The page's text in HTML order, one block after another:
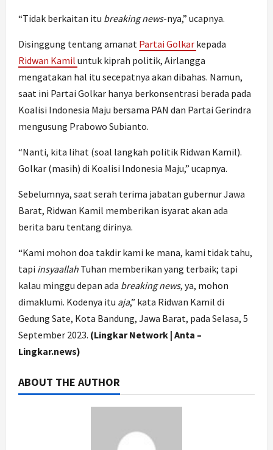
“Tidak berkaitan itu breaking news-nya,” ucapnya.
Disinggung tentang amanat Partai Golkar kepada
Ridwan Kamil untuk kiprah politik, Airlangga
mengatakan hal itu secepatnya akan dibahas. Namun,
saat ini Partai Golkar hanya berkonsentrasi berada pada
Koalisi Indonesia Maju bersama PAN dan Partai Gerindra
mengusung Prabowo Subianto.
“Nanti, kita lihat (soal langkah politik Ridwan Kamil).
Golkar (masih) di Koalisi Indonesia Maju,” ucapnya.
Sebelumnya, saat serah terima jabatan gubernur Jawa
Barat, Ridwan Kamil memberikan isyarat akan ada
berita baru tentang dirinya.
“Kami mohon doa takdir kami ke mana, kami tidak tahu,
tapi insyaallah Tuhan memberikan yang terbaik; tapi
kalau minggu depan ada breaking news, ya, mohon
dimaklumi. Kodenya itu aja,” kata Ridwan Kamil di
Gedung Sate, Kota Bandung, Jawa Barat, pada Selasa, 5
September 2023. (Lingkar Network | Anta –
Lingkar.news)
ABOUT THE AUTHOR